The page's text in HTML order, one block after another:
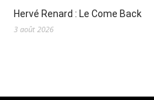
Hervé Renard : Le Come Back
3 août 2026